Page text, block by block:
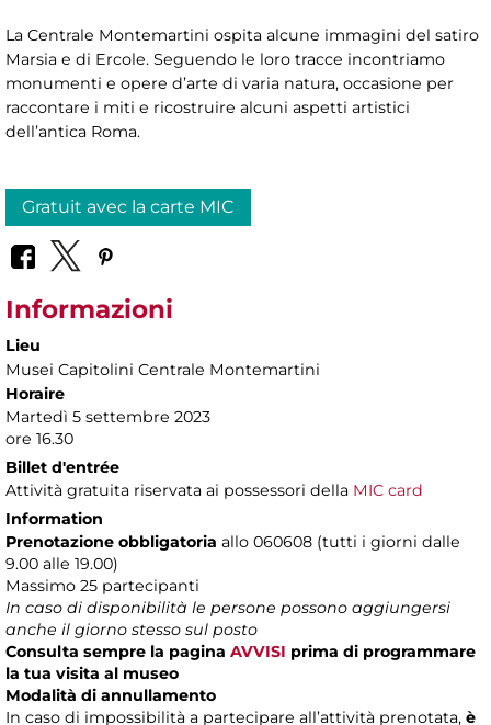
La Centrale Montemartini ospita alcune immagini del satiro
Marsia e di Ercole. Seguendo le loro tracce incontriamo
monumenti e opere d’arte di varia natura, occasione per
raccontare i miti e ricostruire alcuni aspetti artistici
dell’antica Roma.
Gratuit avec la carte MIC
Informazioni
Lieu
Musei Capitolini Centrale Montemartini
Horaire
Martedì 5 settembre 2023
ore 16.30
Billet d'entrée
Attività gratuita riservata ai possessori della MIC card
Information
Prenotazione obbligatoria allo 060608 (tutti i giorni dalle
9.00 alle 19.00)
Massimo 25 partecipanti
In caso di disponibilità le persone possono aggiungersi
anche il giorno stesso sul posto
Consulta sempre la pagina AVVISI prima di programmare
la tua visita al museo
Modalità di annullamento
In caso di impossibilità a partecipare all’attività prenotata, è